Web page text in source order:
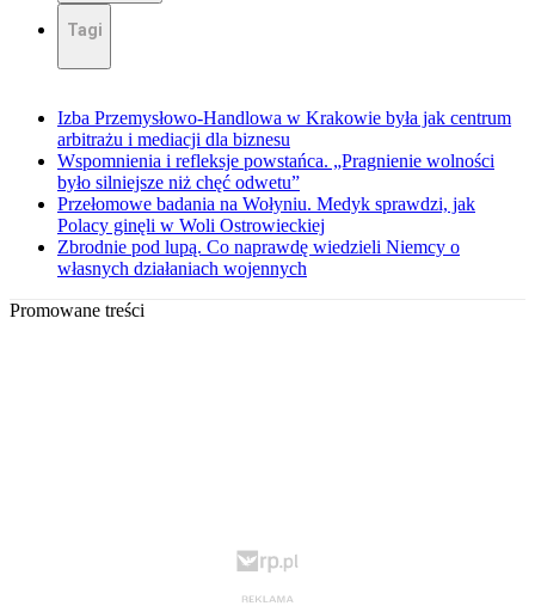
Tagi
Izba Przemysłowo-Handlowa w Krakowie była jak centrum
arbitrażu i mediacji dla biznesu
Wspomnienia i refleksje powstańca. „Pragnienie wolności
było silniejsze niż chęć odwetu”
Przełomowe badania na Wołyniu. Medyk sprawdzi, jak
Polacy ginęli w Woli Ostrowieckiej
Zbrodnie pod lupą. Co naprawdę wiedzieli Niemcy o
własnych działaniach wojennych
Promowane treści